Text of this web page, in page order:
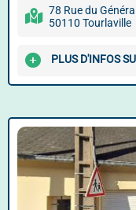
78 Rue du
50110 Tourlaville
PLUS D'INFOS